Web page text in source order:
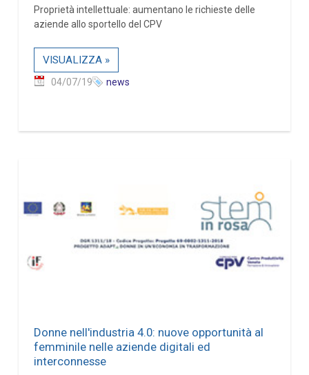
Proprietà intellettuale: aumentano le richieste delle
aziende allo sportello del CPV
VISUALIZZA »
04/07/19 news
Donne nell'industria 4.0: nuove opportunità al
femminile nelle aziende digitali ed
interconnesse